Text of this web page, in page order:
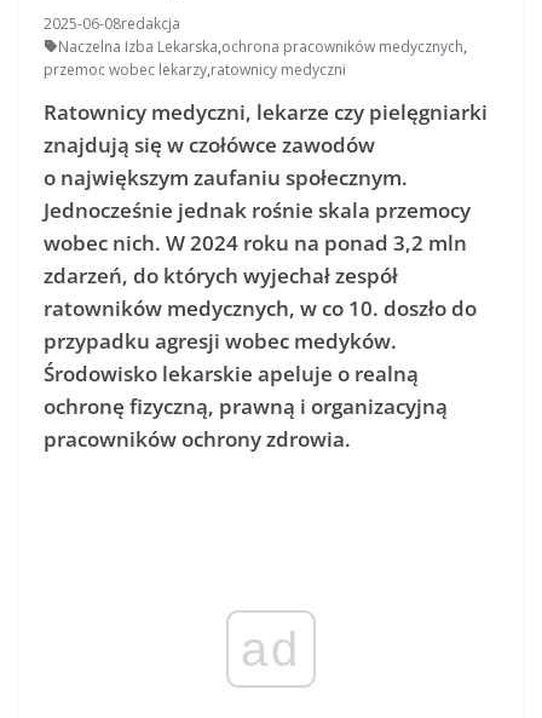
2025-06-08redakcja
Naczelna Izba Lekarska,ochrona pracowników medycznych,
przemoc wobec lekarzy,ratownicy medyczni
Ratownicy medyczni, lekarze czy pielęgniarki
znajdują się w czołówce zawodów
o największym zaufaniu społecznym.
Jednocześnie jednak rośnie skala przemocy
wobec nich. W 2024 roku na ponad 3,2 mln
zdarzeń, do których wyjechał zespół
ratowników medycznych, w co 10. doszło do
przypadku agresji wobec medyków.
Środowisko lekarskie apeluje o realną
ochronę fizyczną, prawną i organizacyjną
pracowników ochrony zdrowia.
ad